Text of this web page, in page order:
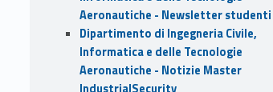
Aeronautiche - Newsletter studenti
Dipartimento di Ingegneria Civile,
Informatica e delle Tecnologie
Aeronautiche - Notizie Master